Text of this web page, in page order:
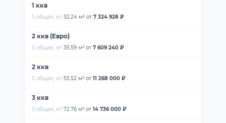
1 ккв
S общая, м² 32.24 м² от 7 324 928 ₽
2 ккв (Евро)
S общая, м² 35.59 м² от 7 609 240 ₽
2 ккв
S общая, м² 55.52 м² от 11 268 000 ₽
3 ккв
S общая, м² 72.76 м² от 14 736 000 ₽